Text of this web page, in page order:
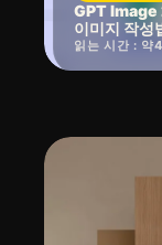
GPT Image
이미지 작성
읽는 시간 : 약4